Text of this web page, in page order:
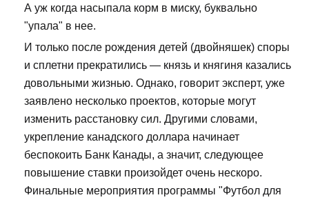
А уж когда насыпала корм в миску, буквально
"упала" в нее.
И только после рождения детей (двойняшек) споры
и сплетни прекратились — князь и княгиня казались
довольными жизнью. Однако, говорит эксперт, уже
заявлено несколько проектов, которые могут
изменить расстановку сил. Другими словами,
укрепление канадского доллара начинает
беспокоить Банк Канады, а значит, следующее
повышение ставки произойдет очень нескоро.
Финальные мероприятия программы "Футбол для